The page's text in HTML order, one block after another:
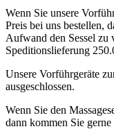
Wenn Sie unsere
Preis bei uns bestellen,
Aufwand den Sessel zu
Speditionslieferung
Unsere Vorführgeräte
ausgeschlossen.
Wenn Sie den
dann kommen Sie